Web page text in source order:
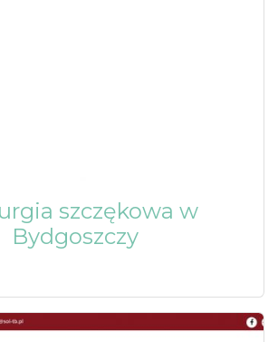
szczękowa w
Bydgoszczy